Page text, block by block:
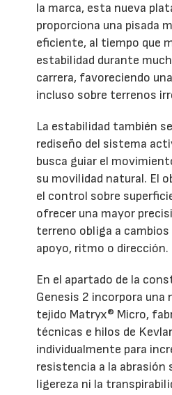
la marca, esta nueva
proporciona una pisada
eficiente, al tiempo que
estabilidad durante
carrera, favoreciendo
incluso sobre terrenos
La estabilidad también
rediseño del sistema
busca guiar el
su movilidad natural. El
el control sobre
ofrecer una mayor
terreno obliga a
apoyo, ritmo o dirección.
En el apartado de la
Genesis 2 incorpora una
tejido Matryx® Micro,
técnicas e hilos de
individualmente para
resistencia a la abrasión
ligereza ni la